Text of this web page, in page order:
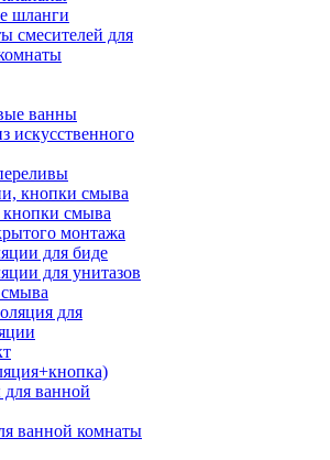
шланги
смесителей для
ванны
искусственного
смыва
монтажа
для биде
для унитазов
для
ванной комнаты